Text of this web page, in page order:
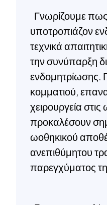
Γνωρίζουμε πως
υποτροπιάζον
τεχνικά
την συνύπαρξη
ενδομητρίωσης.
κομματιού,
χειρουργεία
προκαλέσουν
ωοθηκικού
ανεπιθύμητου
παρεγχύματος